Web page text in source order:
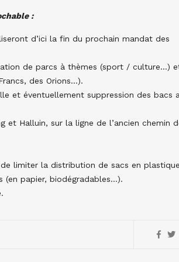
:
d’ici la fin du prochain mandat des
de parcs à thèmes (sport / culture…)
des Orions…).
et éventuellement suppression des bacs
et Halluin, sur la ligne de l’ancien chemin
limiter la distribution de sacs en
(en papier, biodégradables…).